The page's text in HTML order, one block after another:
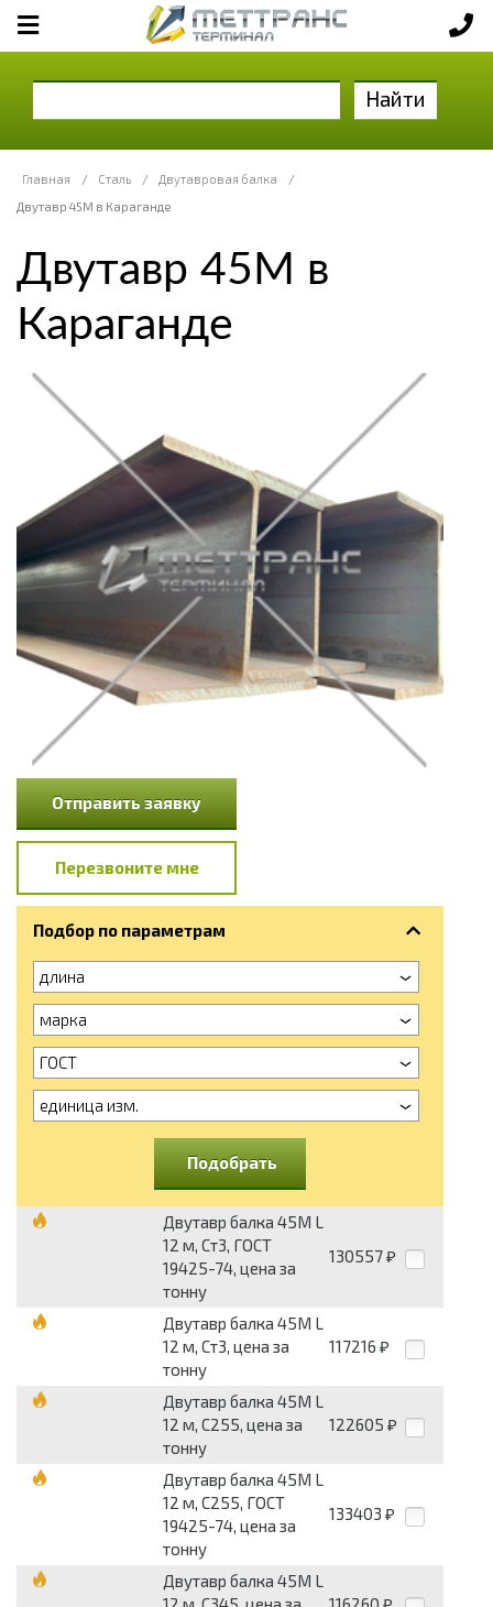
Найти
Главная / Сталь / Двутавровая балка
/
Двутавр 45М в Караганде
Двутавр 45М в
Караганде
Отправить заявку
Перезвоните мне
Подбор по параметрам
длина
марка
ГОСТ
единица изм.
Подобрать
Двутавр балка 45М L
12 м, Ст3, ГОСТ
19425-74, цена за
тонну
130557 ₽
Двутавр балка 45М L
12 м, Ст3, цена за
тонну
117216 ₽
Двутавр балка 45М L
12 м, С255, цена за
тонну
122605 ₽
Двутавр балка 45М L
12 м, С255, ГОСТ
19425-74, цена за
тонну
133403 ₽
Двутавр балка 45М L
₽